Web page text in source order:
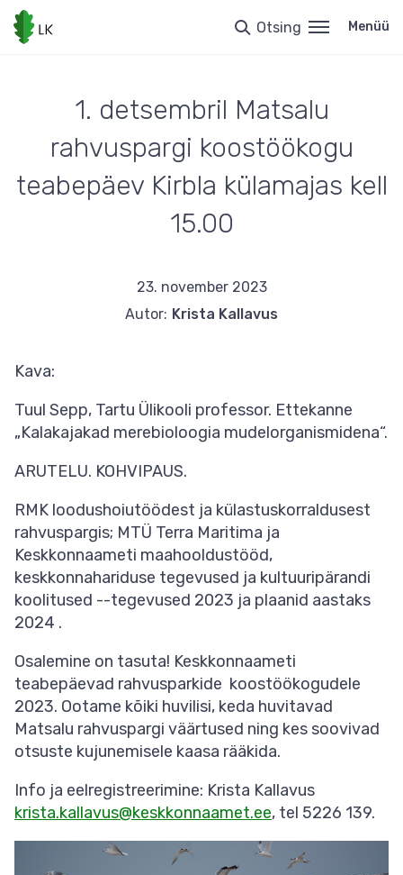
Liigu
edasi
põhisisu
Otsing Menüü
1. detsembril Matsalu
rahvuspargi koostöökogu
teabepäev Kirbla külamajas kell
15.00
23. november 2023
Autor: Krista Kallavus
Kava:
Tuul Sepp, Tartu Ülikooli professor. Ettekanne
„Kalakajakad merebioloogia mudelorganismidena“.
ARUTELU. KOHVIPAUS.
RMK loodushoiutöödest ja külastuskorraldusest
rahvuspargis; MTÜ Terra Maritima ja
Keskkonnaameti maahooldustööd,
keskkonnahariduse tegevused ja kultuuripärandi
koolitused ­­--tegevused 2023 ja plaanid aastaks
2024 .
Osalemine on tasuta! Keskkonnaameti
teabepäevad rahvusparkide koostöökogudele
2023. Ootame kõiki huvilisi, keda huvitavad
Matsalu rahvuspargi väärtused ning kes soovivad
otsuste kujunemisele kaasa rääkida.
Info ja eelregistreerimine: Krista Kallavus
krista.kallavus@keskkonnaamet.ee, tel 5226 139.